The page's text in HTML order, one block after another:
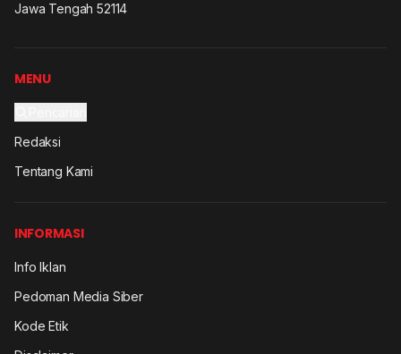
Jawa Tengah 52114
MENU
Redaksi
Tentang Kami
INFORMASI
Info Iklan
Pedoman Media Siber
Kode Etik